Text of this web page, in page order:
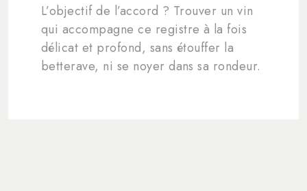
L’objectif de l’accord ? Trouver un vin
qui accompagne ce registre à la fois
délicat et profond, sans étouffer la
betterave, ni se noyer dans sa rondeur.